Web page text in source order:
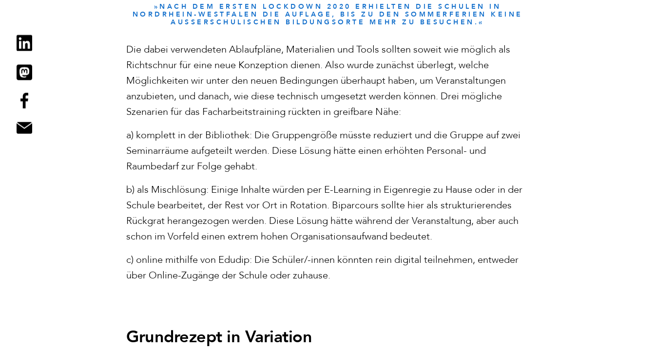
»NACH DEM ERSTEN LOCKDOWN 2020 ERHIELTEN DIE SCHULEN IN
NORDRHEIN-WESTFALEN DIE AUFLAGE, BIS ZU DEN SOMMERFERIEN KEINE
AUSSERSCHULISCHEN BILDUNGSORTE MEHR ZU BESUCHEN.«
Die dabei verwendeten Ablaufpläne, Materialien und Tools sollten soweit wie möglich als
Richtschnur für eine neue Konzeption dienen. Also wurde zunächst überlegt, welche
Möglichkeiten wir unter den neuen Bedingungen überhaupt haben, um Veranstaltungen
anzubieten, und danach, wie diese technisch umgesetzt werden können. Drei mögliche
Szenarien für das Facharbeitstraining rückten in greifbare Nähe:
a) komplett in der Bibliothek: Die Gruppengröße müsste reduziert und die Gruppe auf zwei
Seminarräume aufgeteilt werden. Diese Lösung hätte einen erhöhten Personal- und
Raumbedarf zur Folge gehabt.
b) als Mischlösung: Einige Inhalte würden per E-Learning in Eigenregie zu Hause oder in der
Schule bearbeitet, der Rest vor Ort in Rotation. Biparcours sollte hier als strukturierendes
Rückgrat herangezogen werden. Diese Lösung hätte während der Veranstaltung, aber auch
schon im Vorfeld einen extrem hohen Organisationsaufwand bedeutet.
c) online mithilfe von Edudip: Die Schüler/-innen könnten rein digital teilnehmen, entweder
über Online-Zugänge der Schule oder zuhause.
Grundrezept in Variation